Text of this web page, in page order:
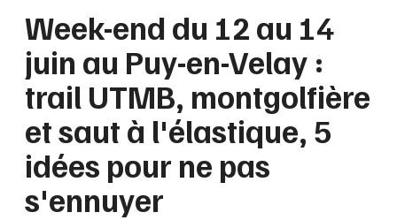
Grands événements
Activité & Expérience
Manifestations
Bordeaux
Colmar
Lille
Lyon
Marseille
Mulhouse
Week-end du 12 au 14
juin au Puy-en-Velay :
trail UTMB, montgolfière
et saut à l'élastique, 5
idées pour ne pas
s'ennuyer
Auvergne
Partout Près de moi Changer de lieu
Quand ?
Effacer les dates
Aujourd'hui
Demain Ce week-end Autre